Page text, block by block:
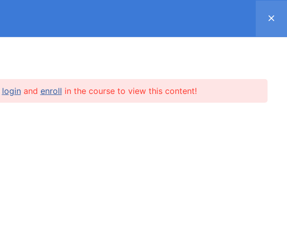
loginand enroll in the course to view this content!